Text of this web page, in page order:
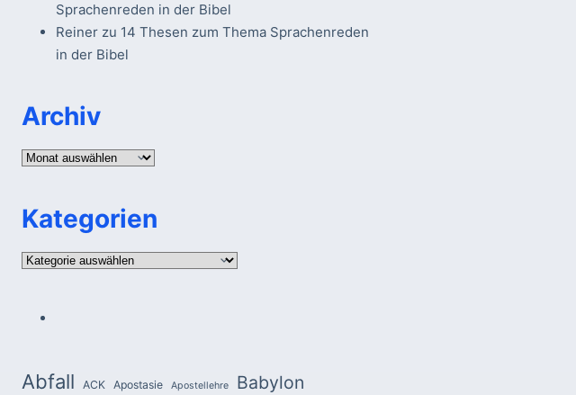
Sprachenreden in der Bibel
Reinerzu 14 Thesen zum Thema Sprachenreden
in der Bibel
Archiv
Archiv
Kategorien
Kategorien
Abfall ACK Apostasie Apostellehre Babylon